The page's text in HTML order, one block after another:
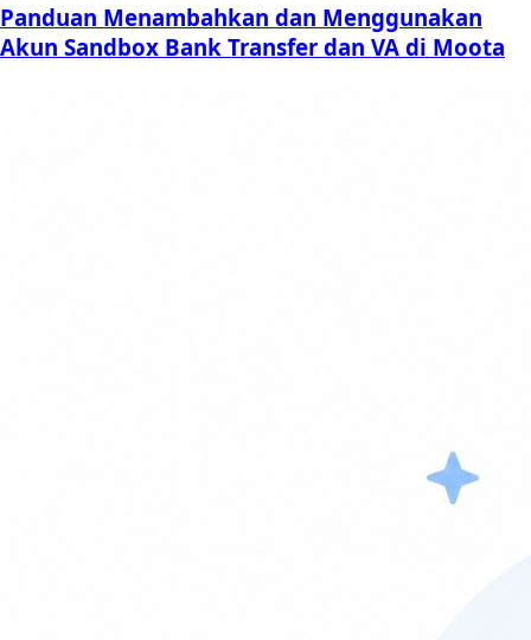
Panduan Menambahkan dan Menggunakan
Akun Sandbox Bank Transfer dan VA di Moota